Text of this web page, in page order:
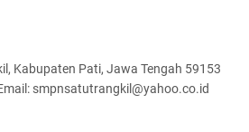
Kabupaten Pati, Jawa Tengah 59153
smpnsatutrangkil@yahoo.co.id